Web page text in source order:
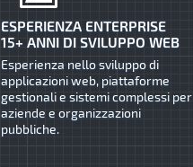
ESPERIENZA ENTERPRISE
15+ ANNI DI SVILUPPO WEB
Esperienza nello sviluppo di
applicazioni web, piattaforme
gestionali e sistemi complessi per
aziende e organizzazioni
pubbliche.